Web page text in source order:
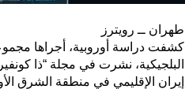
طهران ــ رويترز
كشفت دراسة أوروبية، أجراها
البلجيكية، نشرت في مجلة “ذا
إيران الإقليمي في منطقة الشرق